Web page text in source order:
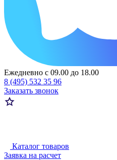
Ежедневно с 09.00 до 18.00
8 (495) 532 35 96
Заказать звонок
Каталог товаров
Заявка на расчет